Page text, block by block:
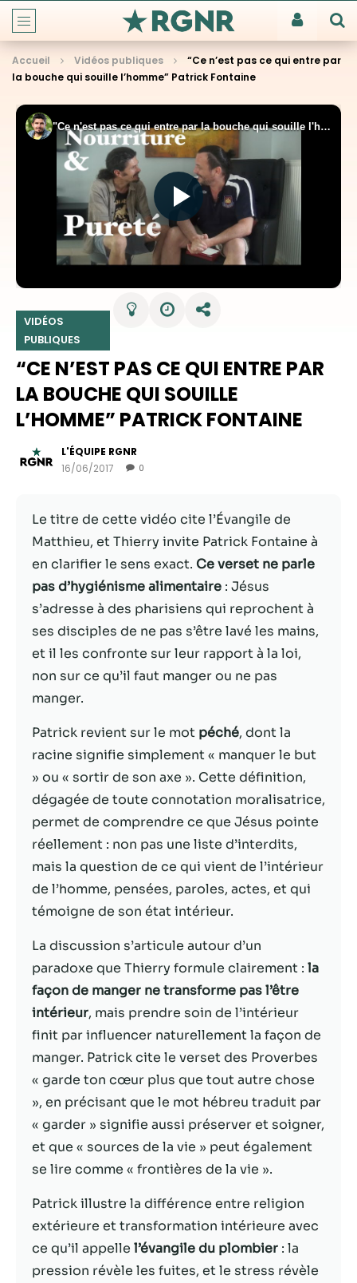
Accueil Vidéos publiques
“Ce n’est pas ce qui entre par
la bouche qui souille l’homme” Patrick Fontaine
VIDÉOS
PUBLIQUES
“CE N’EST PAS CE QUI ENTRE PAR
LA BOUCHE QUI SOUILLE
L’HOMME” PATRICK FONTAINE
L'ÉQUIPE RGNR
16/06/2017
0
Le titre de cette vidéo cite l’Évangile de
Matthieu, et Thierry invite Patrick Fontaine à
en clarifier le sens exact. Ce verset ne parle
pas d’hygiénisme alimentaire : Jésus
s’adresse à des pharisiens qui reprochent à
ses disciples de ne pas s’être lavé les mains,
et il les confronte sur leur rapport à la loi,
non sur ce qu’il faut manger ou ne pas
manger.
Patrick revient sur le mot péché, dont la
racine signifie simplement « manquer le but
» ou « sortir de son axe ». Cette définition,
dégagée de toute connotation moralisatrice,
permet de comprendre ce que Jésus pointe
réellement : non pas une liste d’interdits,
mais la question de ce qui vient de l’intérieur
de l’homme, pensées, paroles, actes, et qui
témoigne de son état intérieur.
La discussion s’articule autour d’un
paradoxe que Thierry formule clairement : la
façon de manger ne transforme pas l’être
intérieur, mais prendre soin de l’intérieur
finit par influencer naturellement la façon de
manger. Patrick cite le verset des Proverbes
« garde ton cœur plus que tout autre chose
», en précisant que le mot hébreu traduit par
« garder » signifie aussi préserver et soigner,
et que « sources de la vie » peut également
se lire comme « frontières de la vie ».
Patrick illustre la différence entre religion
extérieure et transformation intérieure avec
ce qu’il appelle l’évangile du plombier : la
pression révèle les fuites, et le stress révèle
Nécessaire
Ces cookies ne
sont pas
facultatifs. Ils
nécessaires au
fonctionnement
Statistiques
Afin que nous
puissions
améliorer la
fonctionnalité
et la structure
du site Web,
en fonction
de la façon
Web est
Experience
Afin que notre
fonctionne
aussi bien que
possible lors
Si vous refusez
ces cookies,
certaines
fonctionnalités
disparaîtront
Marketing
En partageant